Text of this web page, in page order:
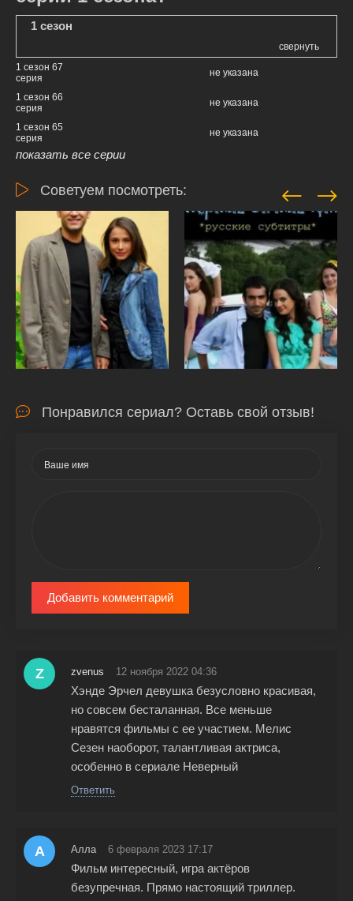
1 сезон
свернуть
1 сезон 67
серия
не указана
1 сезон 66
серия
не указана
1 сезон 65
серия
не указана
показать все серии
Советуем посмотреть:
Понравился сериал? Оставь свой отзыв!
Добавить комментарий
Z zvenus 12 ноября 2022 04:36
Хэнде Эрчел девушка безусловно красивая,
но совсем бесталанная. Все меньше
нравятся фильмы с ее участием. Мелис
Сезен наоборот, талантливая актриса,
особенно в сериале Неверный
Ответить
А Алла 6 февраля 2023 17:17
Фильм интересный, игра актёров
безупречная. Прямо настоящий триллер.